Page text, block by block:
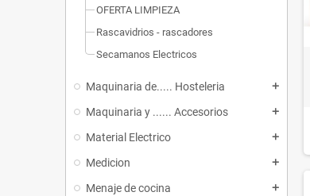
OFERTA LIMPIEZA
Rascavidrios - rascadores
Secamanos Electricos
Maquinaria de..... Hosteleria add
Maquinaria y ...... Accesorios add
Material Electrico add
Medicion add
Menaje de cocina add